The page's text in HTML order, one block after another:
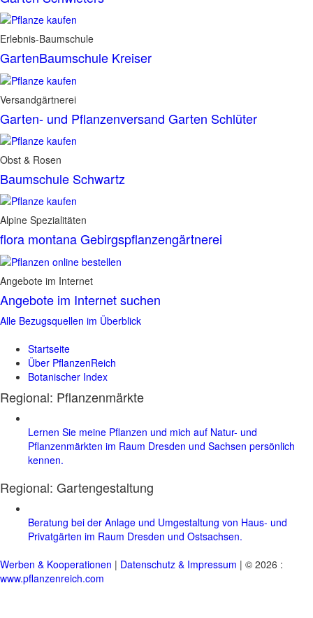
Erlebnis-Baumschule
GartenBaumschule Kreiser
Versandgärtnerei
Garten- und Pflanzenversand Garten Schlüter
Obst & Rosen
Baumschule Schwartz
Alpine Spezialitäten
flora montana Gebirgspflanzengärtnerei
Angebote im Internet
Angebote im Internet suchen
Alle Bezugsquellen im Überblick
Startseite
Über PflanzenReich
Botanischer Index
Regional: Pflanzenmärkte
Lernen Sie meine Pflanzen und mich auf Natur- und
Pflanzenmärkten im Raum Dresden und Sachsen persönlich
kennen.
Regional: Gartengestaltung
Beratung bei der Anlage und Umgestaltung von Haus- und
Privatgärten im Raum Dresden und Ostsachsen.
Werben & Kooperationen | Datenschutz & Impressum | © 2026 :
www.pflanzenreich.com